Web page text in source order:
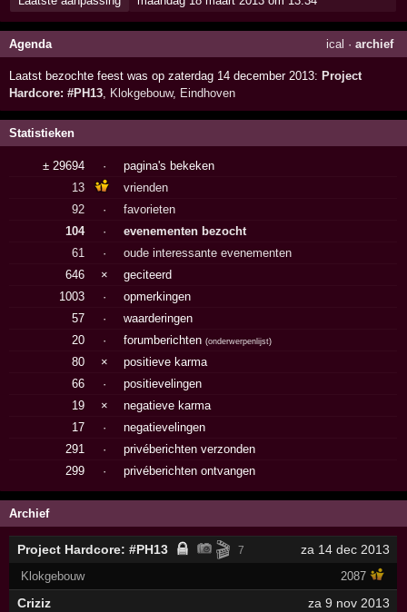
Agenda ical · archief
Laatst bezochte feest was op zaterdag 14 december 2013:Project
Hardcore: #PH13 Klokgebouw, Eindhoven
Statistieken
± 29694 ·
pagina's bekeken
13
vrienden
92
·
favorieten
104
·
evenementen bezocht
61
·
oude interessante evenementen
646
×
geciteerd
1003
·
opmerkingen
57
·
waarderingen
20
· forumberichten(onderwerpenlijst)
80 ×
positieve karma
66
·
positievelingen
19
×
negatieve karma
17
·
negatievelingen
291
·
privéberichten verzonden
299
· privéberichten ontvangen
Archief
Project Hardcore: #PH13 🎬 7 za 14 dec 2013
Klokgebouw 2087
Criziz za 9 nov 2013